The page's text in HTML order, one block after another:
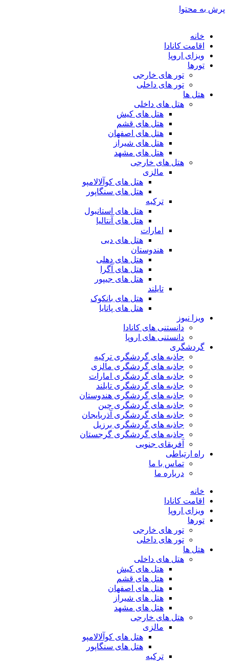
پرش به محتوا
خانه
اقامت کانادا
ویزای اروپا
تورها
تور های خارجی
تور های داخلی
هتل ها
هتل های داخلی
هتل های کیش
هتل های قشم
هتل های اصفهان
هتل های شیراز
هتل های مشهد
هتل های خارجی
مالزی
هتل های کوآلالامپو
هتل های سنگاپور
ترکیه
هتل های استانبول
هتل های آنتالیا
امارات
هتل های دبی
هندوستان
هتل های دهلی
هتل های آگرا
هتل های جیپور
تایلند
هتل های بانکوک
هتل های پاتایا
ویزا نیوز
دانستنی های کانادا
دانستنی های اروپا
گردشگری
جاذبه های گردشگری ترکیه
جاذبه های گردشگری مالزی
جاذبه های گردشگری امارات
جاذبه های گردشگری تایلند
جاذبه های گردشگری هندوستان
جاذبه های گردشگری چین
جاذبه های گردشگری آذربایجان
جاذبه های گردشگری برزیل
جاذبه های گردشگری گرجستان
آفریقای جنوبی
راه ارتباطی
تماس با ما
درباره ما
خانه
اقامت کانادا
ویزای اروپا
تورها
تور های خارجی
تور های داخلی
هتل ها
هتل های داخلی
هتل های کیش
هتل های قشم
هتل های اصفهان
هتل های شیراز
هتل های مشهد
هتل های خارجی
مالزی
هتل های کوآلالامپو
هتل های سنگاپور
ترکیه